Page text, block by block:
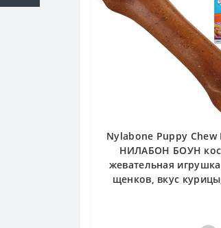
Nylabone Puppy Chew
НИЛАБОН БОУН
жевательная
щенков, вкус